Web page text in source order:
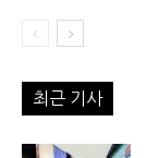
최근 기사